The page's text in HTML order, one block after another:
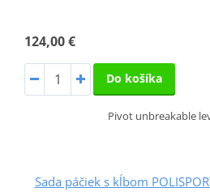
124,00 €
Do košíka
Pivot unbreakable
Sada páčiek s kĺbom